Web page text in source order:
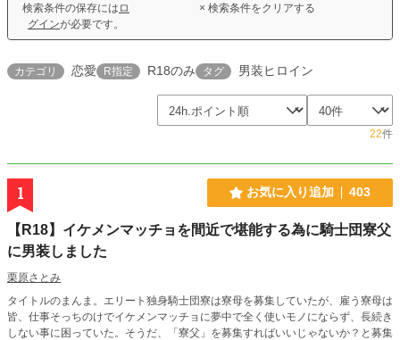
検索条件の保存には ロ
グインが必要です。
× 検索条件をクリアする
カテゴリ 恋愛 R指定 R18のみ タグ 男装ヒロイン
22件
1 お気に入り追加 403
【R18】イケメンマッチョを間近で堪能する為に騎士団寮父
に男装しました
栗原さとみ
タイトルのまんま。エリート独身騎士団寮は寮母を募集していたが、雇う寮母は
皆、仕事そっちのけでイケメンマッチョに夢中で全く使いモノにならず、長続き
しない事に困っていた。そうだ、「寮父」を募集すればいいじゃないか？と募集